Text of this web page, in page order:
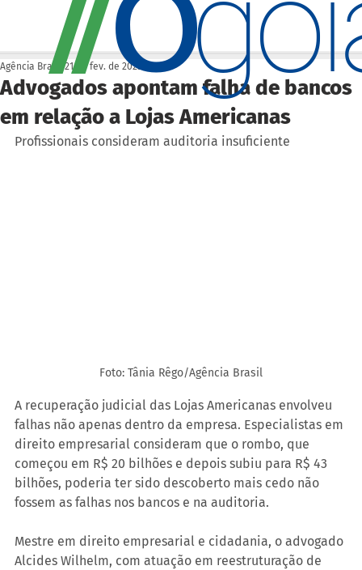
Advogados apontam falha de bancos
em relação a Lojas Americanas
Agência Brasil 21 de fev. de 2023
Profissionais consideram auditoria insuficiente
Foto: Tânia Rêgo/Agência Brasil
A recuperação judicial das Lojas Americanas envolveu
falhas não apenas dentro da empresa. Especialistas em
direito empresarial consideram que o rombo, que
começou em R$ 20 bilhões e depois subiu para R$ 43
bilhões, poderia ter sido descoberto mais cedo não
fossem as falhas nos bancos e na auditoria.
Mestre em direito empresarial e cidadania, o advogado
Alcides Wilhelm, com atuação em reestruturação de